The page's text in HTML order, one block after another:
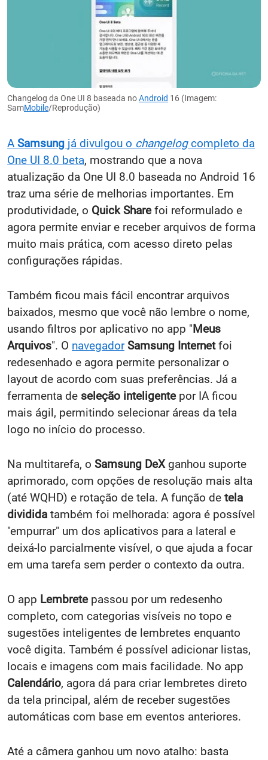
Changelog da One UI 8 baseada noAndroid 16 (Imagem:
SamMobile/Reprodução)
A Samsung já divulgou o changelogcompleto da
One UI 8.0 beta, mostrando que a nova
atualização da One UI 8.0 baseada no Android 16
traz uma série de melhorias importantes. Em
produtividade, o Quick Sharefoi reformulado e
agora permite enviar e receber arquivos de forma
muito mais prática, com acesso direto pelas
configurações rápidas.
Também ficou mais fácil encontrar arquivos
baixados, mesmo que você não lembre o nome,
usando filtros por aplicativo no app "Meus
Arquivos". O navegador Samsung Internetfoi
redesenhado e agora permite personalizar o
layout de acordo com suas preferências. Já a
ferramenta de seleção inteligentepor IA ficou
mais ágil, permitindo selecionar áreas da tela
logo no início do processo.
Na multitarefa, o Samsung DeXganhou suporte
aprimorado, com opções de resolução mais alta
(até WQHD) e rotação de tela. A função de tela
dividida também foi melhorada: agora é possível
"empurrar" um dos aplicativos para a lateral e
deixá-lo parcialmente visível, o que ajuda a focar
em uma tarefa sem perder o contexto da outra.
O app Lembrete passou por um redesenho
completo, com categorias visíveis no topo e
sugestões inteligentes de lembretes enquanto
você digita. Também é possível adicionar listas,
locais e imagens com mais facilidade. No app
Calendário, agora dá para criar lembretes direto
da tela principal, além de receber sugestões
automáticas com base em eventos anteriores.
Até a câmera ganhou um novo atalho: basta